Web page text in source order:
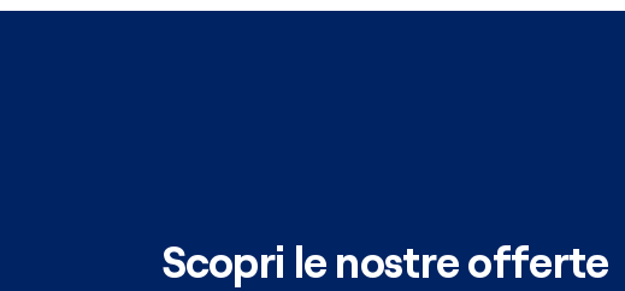
Scopri le nostre offerte